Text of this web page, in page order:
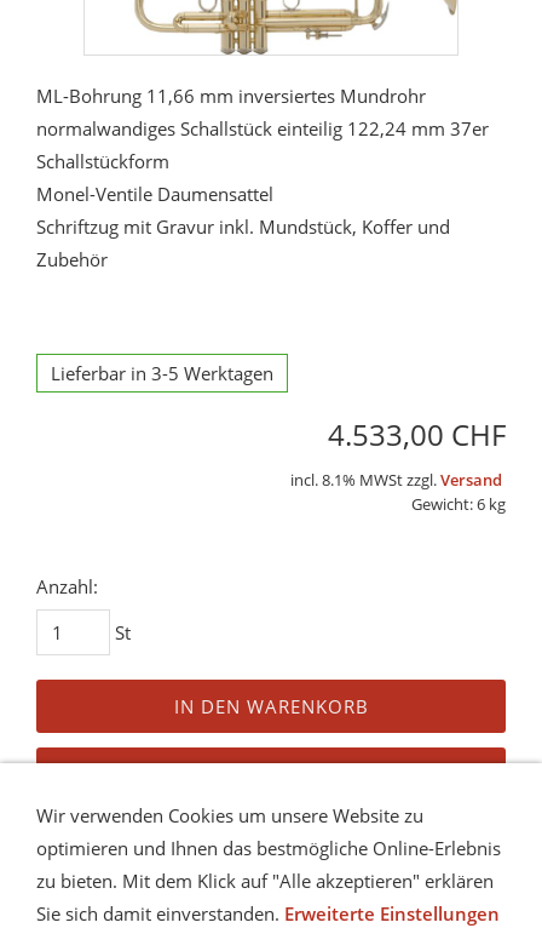
ML-Bohrung 11,66 mm inversiertes Mundrohr
normalwandiges Schallstück einteilig 122,24 mm 37er
Schallstückform
Monel-Ventile Daumensattel
Schriftzug mit Gravur inkl. Mundstück, Koffer und
Zubehör
Lieferbar in 3-5 Werktagen
4.533,00 CHF
incl. 8.1% MWSt zzgl.Versand
Gewicht: 6 kg
Anzahl:
St
IN DEN WARENKORB
Preis in anderen Währungen
Wir verwenden Cookies um unsere Website zu
optimieren und Ihnen das bestmögliche Online-Erlebnis
zu bieten. Mit dem Klick auf "Alle akzeptieren" erklären
Sie sich damit einverstanden. Erweiterte Einstellungen